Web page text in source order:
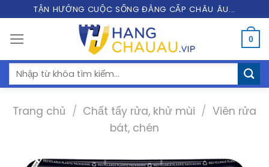
content
TẬN HƯỞNG CUỘC SỐNG ĐẲNG CẤP CHÂU ÂU...
0
Tìm
kiếm:
Trang chủ / Chất tẩy rửa, khử mùi / Viên rửa
bát, chén